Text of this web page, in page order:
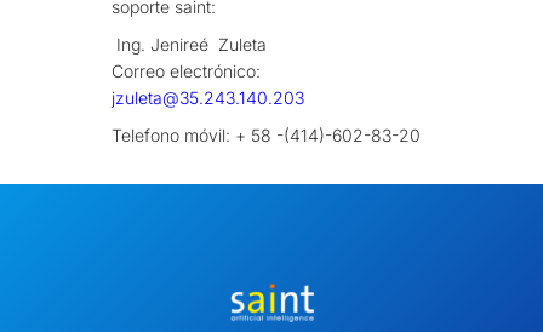
soporte saint:
Ing. Jenireé Zuleta
Correo electrónico:
jzuleta@35.243.140.203
Telefono móvil: + 58 -(414)-602-83-20